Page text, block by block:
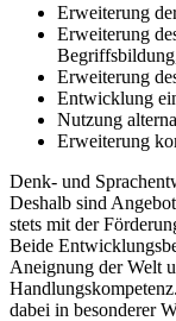
Erweiterung
Erweiterung
Erweiterung
Entwicklung
Nutzung
Erweiterung
Denk- und
Deshalb sind
stets mit der
Beide
Aneignung der Welt
dabei in besonderer